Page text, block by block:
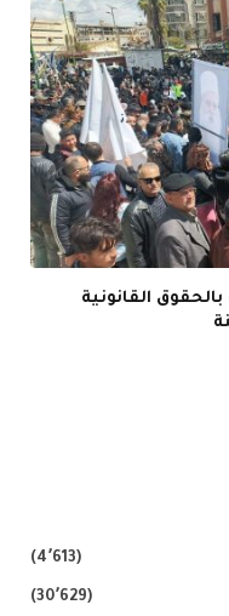
القانونية
(4٬613)
(30٬629)